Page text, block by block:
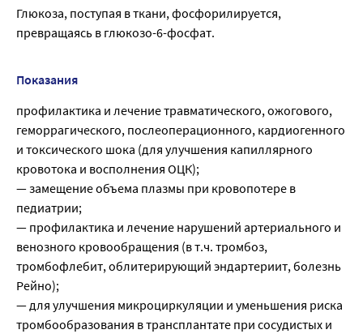
Глюкоза, поступая в ткани, фосфорилируется,
превращаясь в глюкозо-6-фосфат.
Показания
профилактика и лечение травматического, ожогового,
геморрагического, послеоперационного, кардиогенного
и токсического шока (для улучшения капиллярного
кровотока и восполнения ОЦК);
— замещение объема плазмы при кровопотере в
педиатрии;
— профилактика и лечение нарушений артериального и
венозного кровообращения (в т.ч. тромбоз,
тромбофлебит, облитерирующий эндартериит, болезнь
Рейно);
— для улучшения микроциркуляции и уменьшения риска
тромбообразования в трансплантате при сосудистых и